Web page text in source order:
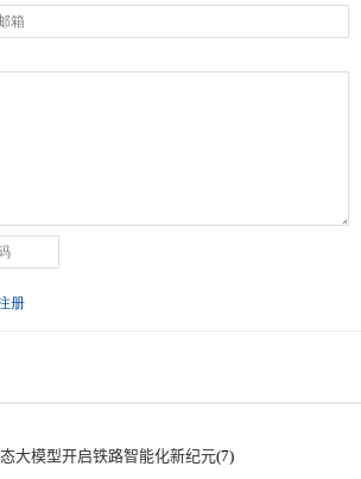
大模型开启铁路智能化新纪元(7)